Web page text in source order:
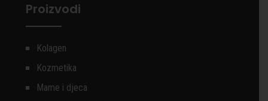
Proizvodi
Kolagen
Kozmetika
Mame i djeca